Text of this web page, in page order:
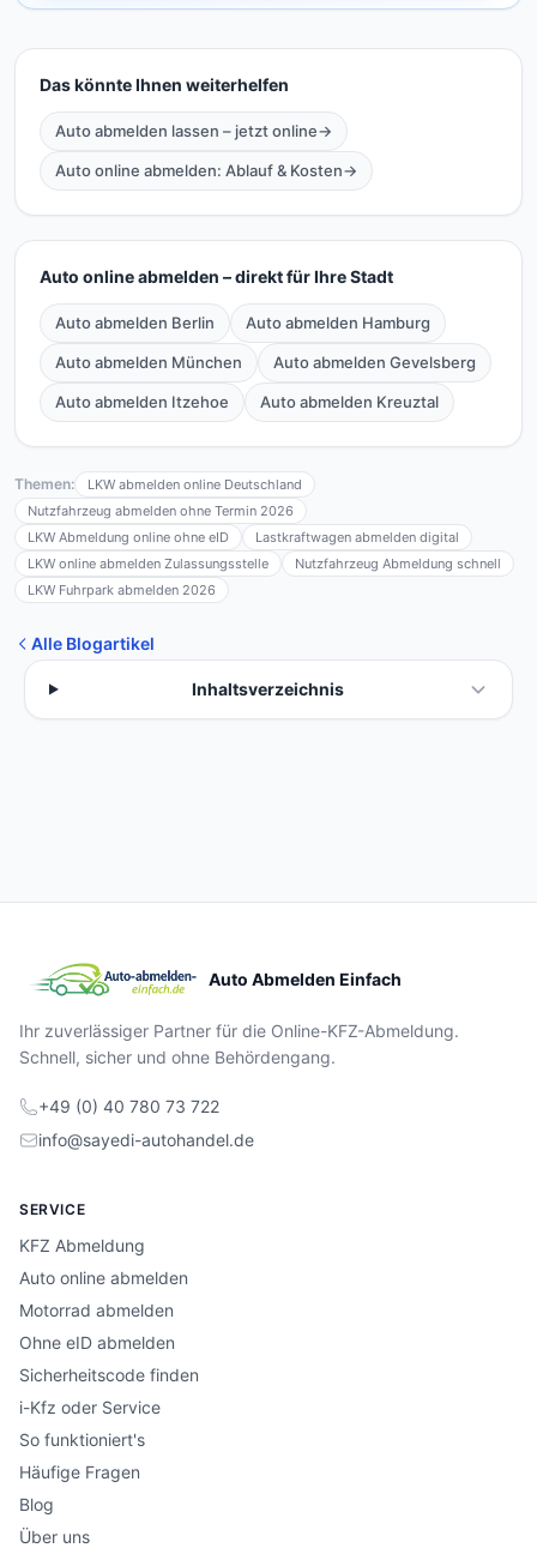
Das könnte Ihnen weiterhelfen
Auto abmelden lassen – jetzt online→
Auto online abmelden: Ablauf & Kosten→
Auto online abmelden – direkt für Ihre Stadt
Auto abmelden Berlin Auto abmelden Hamburg
Auto abmelden München Auto abmelden Gevelsberg
Auto abmelden Itzehoe Auto abmelden Kreuztal
Themen:
LKW abmelden online Deutschland
Nutzfahrzeug abmelden ohne Termin 2026
LKW Abmeldung online ohne eID
Lastkraftwagen abmelden digital
LKW online abmelden Zulassungsstelle
Nutzfahrzeug Abmeldung schnell
LKW Fuhrpark abmelden 2026
Alle Blogartikel
Inhaltsverzeichnis
Auto Abmelden Einfach
Ihr zuverlässiger Partner für die Online-KFZ-Abmeldung.
Schnell, sicher und ohne Behördengang.
+49 (0) 40 780 73 722
info@sayedi-autohandel.de
SERVICE
KFZ Abmeldung
Auto online abmelden
Motorrad abmelden
Ohne eID abmelden
Sicherheitscode finden
i-Kfz oder Service
So funktioniert's
Häufige Fragen
Blog
Über uns